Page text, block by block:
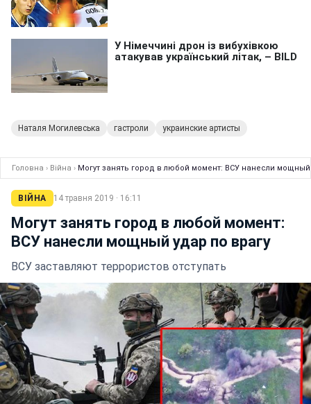
Наталя Могилевська гастроли украинские артисты
Головна › Війна › Могут занять город в любой момент: ВСУ нанесли мощный
ВІЙНА 14 травня 2019 · 16:11
Могут занять город в любой момент:
ВСУ нанесли мощный удар по врагу
ВСУ заставляют террористов отступать